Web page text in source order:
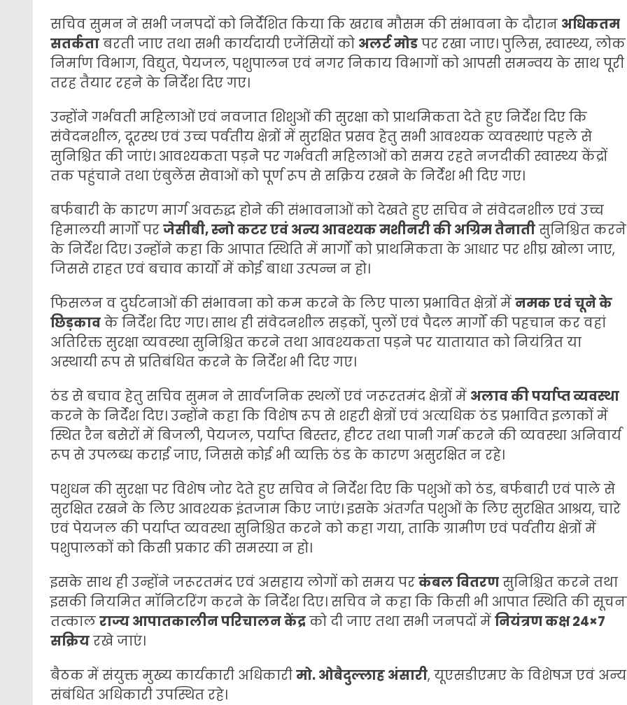
सचिव सुमन ने सभी जनपदों को निर्देशित किया कि खराब मौसम की संभावना के दौरान अधिकतम
सतर्कताबरती जाए तथा सभी कार्यदायी एजेंसियों को अलर्ट मोडपर रखा जाए। पुलिस, स्वास्थ्य, लोक
निर्माण विभाग, विद्युत, पेयजल, पशुपालन एवं नगर निकाय विभागों को आपसी समन्वय के साथ पूरी
तरह तैयार रहने के निर्देश दिए गए।
उन्होंने गर्भवती महिलाओं एवं नवजात शिशुओं की सुरक्षा को प्राथमिकता देते हुए निर्देश दिए कि
संवेदनशील, दूरस्थ एवं उच्च पर्वतीय क्षेत्रों में सुरक्षित प्रसव हेतु सभी आवश्यक व्यवस्थाएं पहले से
सुनिश्चित की जाएं। आवश्यकता पड़ने पर गर्भवती महिलाओं को समय रहते नजदीकी स्वास्थ्य केंद्रों
तक पहुंचाने तथा एंबुलेंस सेवाओं को पूर्ण रूप से सक्रिय रखने के निर्देश भी दिए गए।
बर्फबारी के कारण मार्ग अवरुद्ध होने की संभावनाओं को देखते हुए सचिव ने संवेदनशील एवं उच्च
हिमालयी मार्गों परजेसीबी, स्नो कटर एवं अन्य आवश्यक मशीनरी की अग्रिम तैनातीसुनिश्चित करने
के निर्देश दिए। उन्होंने कहा कि आपात स्थिति में मार्गों को प्राथमिकता के आधार पर शीघ्र खोला जाए,
जिससे राहत एवं बचाव कार्यों में कोई बाधा उत्पन्न न हो।
फिसलन व दुर्घटनाओं की संभावना को कम करने के लिए पाला प्रभावित क्षेत्रों मेंनमक एवं चूने के
छिड़कावके निर्देश दिए गए। साथ ही संवेदनशील सड़कों, पुलों एवं पैदल मार्गों की पहचान कर वहां
अतिरिक्त सुरक्षा व्यवस्था सुनिश्चित करने तथा आवश्यकता पड़ने पर यातायात को नियंत्रित या
अस्थायी रूप से प्रतिबंधित करने के निर्देश भी दिए गए।
ठंड से बचाव हेतु सचिव सुमन ने सार्वजनिक स्थलों एवं जरूरतमंद क्षेत्रों में अलाव की पर्याप्त व्यवस्था
करने के निर्देश दिए। उन्होंने कहा कि विशेष रूप से शहरी क्षेत्रों एवं अत्यधिक ठंड प्रभावित इलाकों में
स्थित रैन बसेरों में बिजली, पेयजल, पर्याप्त बिस्तर, हीटर तथा पानी गर्म करने की व्यवस्था अनिवार्य
रूप से उपलब्ध कराई जाए, जिससे कोई भी व्यक्ति ठंड के कारण असुरक्षित न रहे।
पशुधन की सुरक्षा पर विशेष जोर देते हुए सचिव ने निर्देश दिए कि पशुओं को ठंड, बर्फबारी एवं पाले से
सुरक्षित रखने के लिए आवश्यक इंतजाम किए जाएं। इसके अंतर्गत पशुओं के लिए सुरक्षित आश्रय, चारे
एवं पेयजल की पर्याप्त व्यवस्था सुनिश्चित करने को कहा गया, ताकि ग्रामीण एवं पर्वतीय क्षेत्रों में
पशुपालकों को किसी प्रकार की समस्या न हो।
इसके साथ ही उन्होंने जरूरतमंद एवं असहाय लोगों को समय परकंबल वितरणसुनिश्चित करने तथा
इसकी नियमित मॉनिटरिंग करने के निर्देश दिए। सचिव ने कहा कि किसी भी आपात स्थिति की
तत्कालराज्य आपातकालीन परिचालन केंद्रको दी जाए तथा सभी जनपदों मेंनियंत्रण कक्ष 24×7
सक्रियरखे जाएं।
बैठक में संयुक्त मुख्य कार्यकारी अधिकारीमो. ओबैदुल्लाह अंसारी, यूएसडीएमए के विशेषज्ञ एवं अन्य
संबंधित अधिकारी उपस्थित रहे।